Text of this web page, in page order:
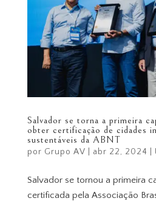
Salvador se torna a primeira
obter certificação de cidades
sustentáveis da ABNT
por Grupo AV abr 22, 2024
Salvador se tornou a primeira
certificada pela Associação